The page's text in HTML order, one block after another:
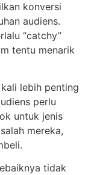
konversi
audiens.
“catchy”
tentu menarik
lebih penting
perlu
untuk jenis
mereka,
tidak